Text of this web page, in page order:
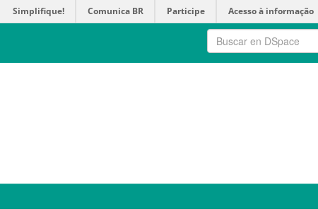
Simplifique! Comunica BR Participe Acesso à informação